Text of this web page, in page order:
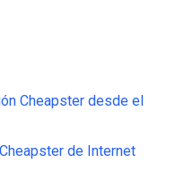
Cheapster desde el
de Internet